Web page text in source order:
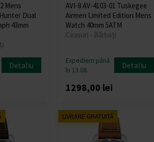
Mens
Dual
43mm
Detaliu
AVI-8 AV-4103-01 Tuskegee
Airmen Limited Edition Mens
Watch 40mm 5ATM
Ceasuri - Bărbați
Expediem până
în 13.08.
Detaliu
1298,00 lei
LIVRARE GRATUITĂ